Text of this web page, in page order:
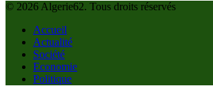
© 2026 Algerie62. Tous droits réservés
Accueil
Actualité
Société
Economie
Politique